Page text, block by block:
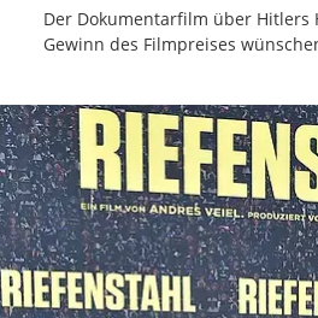
Der Dokumentarfilm über Hitlers
Gewinn des Filmpreises